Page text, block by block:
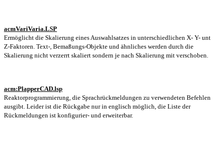
acmVariVaria.LSP
Ermöglicht die Skalierung eines Auswahlsatzes in unterschiedlichen X- Y- unt
Z-Faktoren. Text-, Bemaßungs-Objekte und ähnliches werden durch die
Skalierung nicht verzerrt skaliert sondern je nach Skalierung mit verschoben.
acm:PlapperCAD.lsp
Reaktorprogrammierung, die Sprachrückmeldungen zu verwendeten Befehlen
ausgibt. Leider ist die Rückgabe nur in englisch möglich, die Liste der
Rückmeldungen ist konfigurier- und erweiterbar.